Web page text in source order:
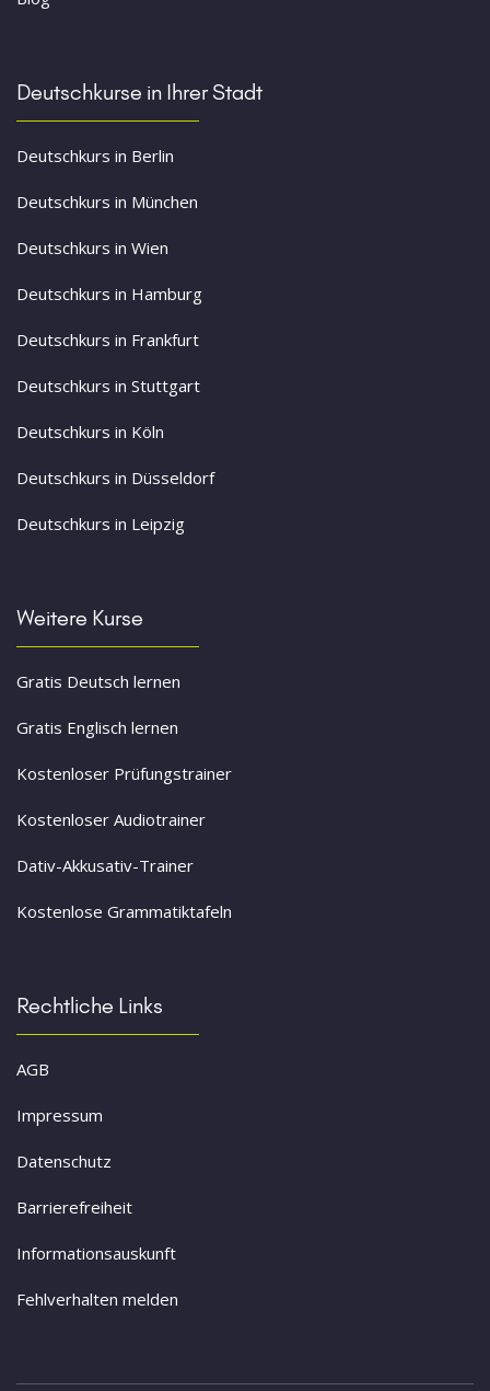
Deutschkurse in Ihrer Stadt
Deutschkurs in Berlin
Deutschkurs in München
Deutschkurs in Wien
Deutschkurs in Hamburg
Deutschkurs in Frankfurt
Deutschkurs in Stuttgart
Deutschkurs in Köln
Deutschkurs in Düsseldorf
Deutschkurs in Leipzig
Weitere Kurse
Gratis Deutsch lernen
Gratis Englisch lernen
Kostenloser Prüfungstrainer
Kostenloser Audiotrainer
Dativ-Akkusativ-Trainer
Kostenlose Grammatiktafeln
Rechtliche Links
AGB
Impressum
Datenschutz
Barrierefreiheit
Informationsauskunft
Fehlverhalten melden